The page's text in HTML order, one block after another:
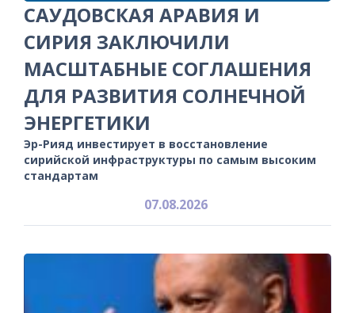
САУДОВСКАЯ АРАВИЯ И
СИРИЯ ЗАКЛЮЧИЛИ
МАСШТАБНЫЕ СОГЛАШЕНИЯ
ДЛЯ РАЗВИТИЯ СОЛНЕЧНОЙ
ЭНЕРГЕТИКИ
Эр-Рияд инвестирует в восстановление
сирийской инфраструктуры по самым высоким
стандартам
07.08.2026